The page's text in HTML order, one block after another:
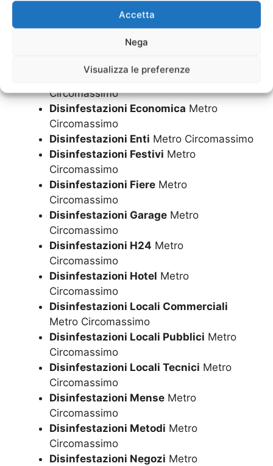
Accetta
Nega
Visualizza le preferenze
Disinfestazioni come si fa
Circomassimo
Disinfestazioni Condomini
Circomassimo
Disinfestazioni Domenica
Circomassimo
Disinfestazioni Economica Metro
Circomassimo
Disinfestazioni Enti Metro Circomassimo
Disinfestazioni Festivi Metro
Circomassimo
Disinfestazioni Fiere Metro
Circomassimo
Disinfestazioni Garage Metro
Circomassimo
Disinfestazioni H24 Metro
Circomassimo
Disinfestazioni Hotel Metro
Circomassimo
Disinfestazioni Locali Commerciali
Metro Circomassimo
Disinfestazioni Locali Pubblici Metro
Circomassimo
Disinfestazioni Locali Tecnici Metro
Circomassimo
Disinfestazioni Mense Metro
Circomassimo
Disinfestazioni Metodi Metro
Circomassimo
Disinfestazioni Negozi Metro